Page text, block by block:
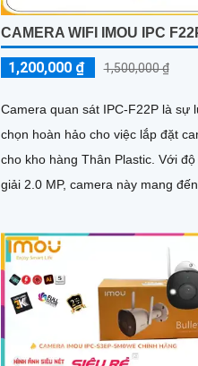
CAMERA WIFI IMOU IPC
1,200,000 ₫ 1,500,000 ₫
Camera quan sát IPC-F22P là sự
chọn hoàn hảo cho việc lắp đặt
cho kho hàng Thân Plastic. Với độ phân
giải 2.0 MP, camera này mang đến